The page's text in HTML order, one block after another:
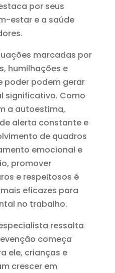
por seus
estar e a saúde
marcadas por
humilhações e
poder podem gerar
significativo. Como
a autoestima,
alerta constante e
de quadros
emocional e
promover
e respeitosos é
eficazes para
no trabalho.
ressalta
começa
ele, crianças e
crescer em